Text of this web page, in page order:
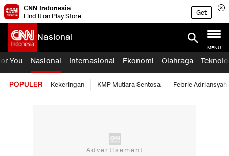
CNN Indonesia
Find it on Play Store
Get
Nasional
MENU
You Nasional Internasional Ekonomi Olahraga
POPULER Kekeringan KMP Mutiara Sentosa Febrie Adriansyah